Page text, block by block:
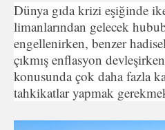
Dünya gıda krizi eşiğinde
limanlarından gelecek
engellenirken, benzer
çıkmış enflasyon
konusunda çok daha fazla
tahkikatlar yapmak